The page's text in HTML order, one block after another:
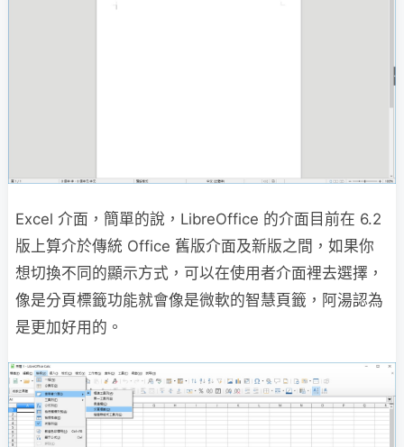
Excel 介面，簡單的說，LibreOffice 的介面目前在 6.2
版上算介於傳統 Office 舊版介面及新版之間，如果你
想切換不同的顯示方式，可以在使用者介面裡去選擇，
像是分頁標籤功能就會像是微軟的智慧頁籤，阿湯認為
是更加好用的。